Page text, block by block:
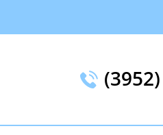
(3952)